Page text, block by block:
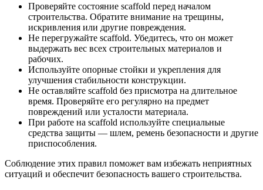
Проверяйте состояние scaffold перед началом
строительства. Обратите внимание на трещины,
искривления или другие повреждения.
Не перегружайте scaffold. Убедитесь, что он может
выдержать вес всех строительных материалов и
рабочих.
Используйте опорные стойки и укрепления для
улучшения стабильности конструкции.
Не оставляйте scaffold без присмотра на длительное
время. Проверяйте его регулярно на предмет
повреждений или усталости материала.
При работе на scaffold используйте специальные
средства защиты — шлем, ремень безопасности и другие
приспособления.
Соблюдение этих правил поможет вам избежать неприятных
ситуаций и обеспечит безопасность вашего строительства.